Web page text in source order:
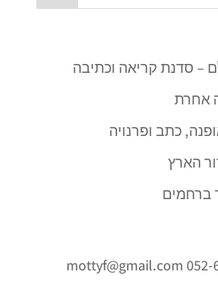
– סדנת קריאה וכתיבה
אחרת
כתב ופרנויה
הארץ
ברחמים
052-
mottyf@gmail.com